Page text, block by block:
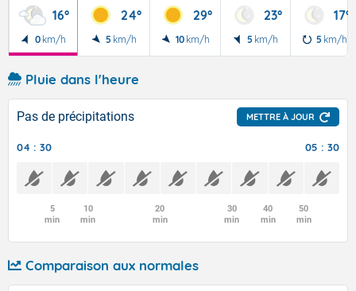
16°
0 km/h
24°
5 km/h
29°
10 km/h
23°
5 km/h
17°
5 km/h
Pluie dans l'heure
Pas de précipitations METTRE À JOUR
04 : 30 05 : 30
5
min
10
min
20
min
30
min
40
min
50
min
Comparaison aux normales